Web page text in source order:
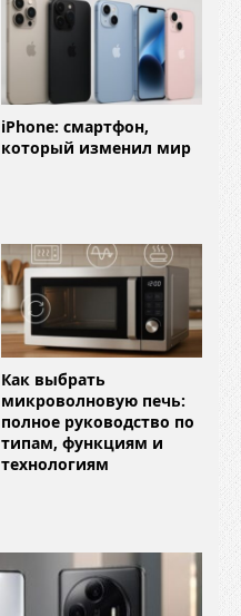
iPhone: смартфон,
который изменил мир
Как выбрать
микроволновую печь:
полное руководство по
типам, функциям и
технологиям